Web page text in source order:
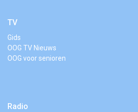
TV
Gids
OOG TV Nieuws
OOG voor senioren
Radio